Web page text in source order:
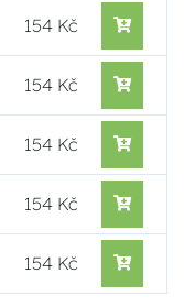
154 Kč
154 Kč
154 Kč
154 Kč
154 Kč